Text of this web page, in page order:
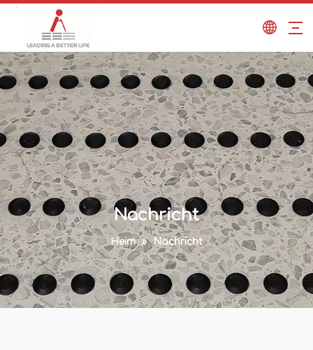
Nachricht
Heim » Nachricht